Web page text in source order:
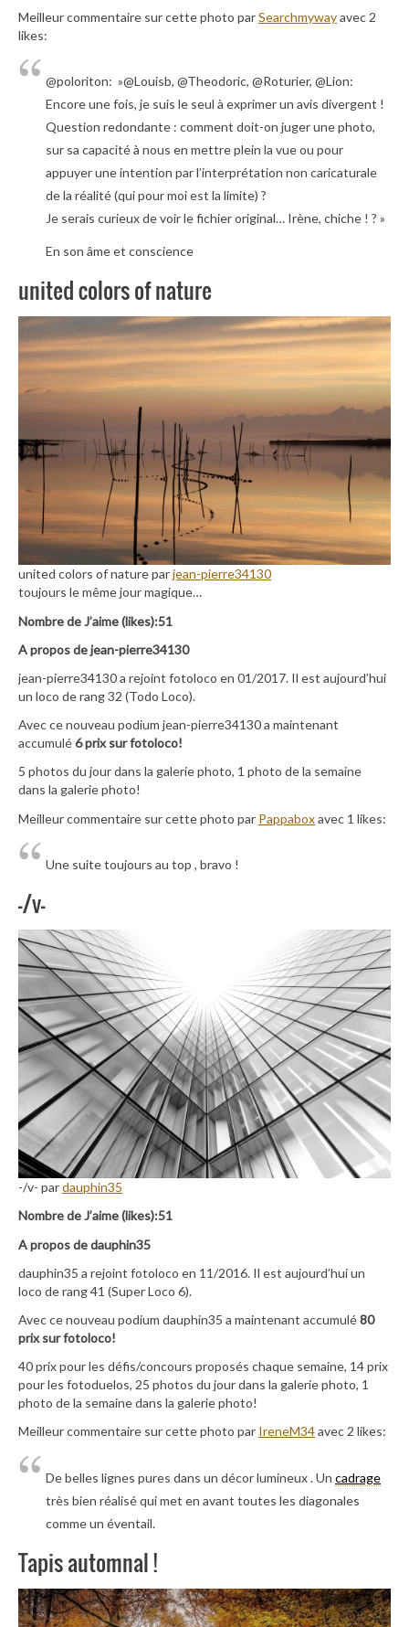
Meilleur commentaire sur cette photo parSearchmywayavec 2
likes:
@poloriton: »@Louisb, @Theodoric, @Roturier, @Lion:
Encore une fois, je suis le seul à exprimer un avis divergent !
Question redondante : comment doit-on juger une photo,
sur sa capacité à nous en mettre plein la vue ou pour
appuyer une intention par l’interprétation non caricaturale
de la réalité (qui pour moi est la limite) ?
Je serais curieux de voir le fichier original… Irène, chiche ! ? »
En son âme et conscience
united colors of nature
united colors of nature parjean-pierre34130
toujours le même jour magique…
Nombre de J’aime (likes):51
A propos de jean-pierre34130
jean-pierre34130 a rejoint fotoloco en 01/2017. Il est aujourd’hui
un loco de rang 32 (Todo Loco).
Avec ce nouveau podium jean-pierre34130 a maintenant
accumulé6 prix sur fotoloco!
5 photos du jour dans la galerie photo, 1 photo de la semaine
dans la galerie photo!
Meilleur commentaire sur cette photo par Pappaboxavec 1 likes:
Une suite toujours au top , bravo !
-/v-
-/v- pardauphin35
Nombre de J’aime (likes):51
A propos de dauphin35
dauphin35 a rejoint fotoloco en 11/2016. Il est aujourd’hui un
loco de rang 41 (Super Loco 6).
Avec ce nouveau podium dauphin35 a maintenant accumulé80
prix sur fotoloco!
40 prix pour les défis/concours proposés chaque semaine, 14 prix
pour les fotoduelos, 25 photos du jour dans la galerie photo, 1
photo de la semaine dans la galerie photo!
Meilleur commentaire sur cette photo par IreneM34avec 2 likes:
De belles lignes pures dans un décor lumineux . Un cadrage
très bien réalisé qui met en avant toutes les diagonales
comme un éventail.
Tapis automnal !